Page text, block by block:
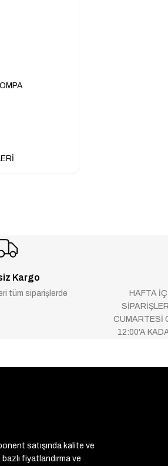
Kargo
tüm siparişlerde
HAFTA
CUMARTESİ
12:00'A
satışında kalite ve
fiyatlandırma ve